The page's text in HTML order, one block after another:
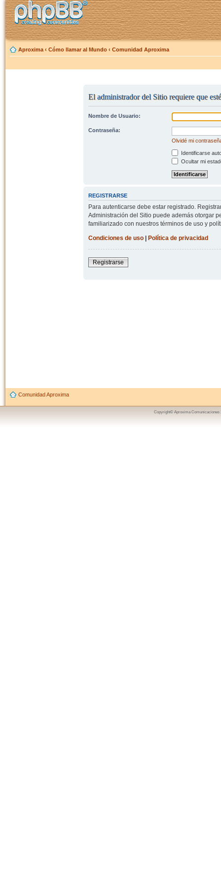
Aproxima ‹ Cómo llamar al Mundo ‹ Comunidad Aproxima
El administrador del Sitio requiere que
Nombre de Usuario:
Contraseña:
Olvidé mi
Identificarse
Ocultar mi
REGISTRARSE
Para autenticarse debe estar registrado.
Administración del Sitio puede además otorgar
familiarizado con nuestros términos de uso y
Condiciones de uso| Política de privacidad
Registrarse
Comunidad Aproxima
Copyright© Aproxima Comunicaciones